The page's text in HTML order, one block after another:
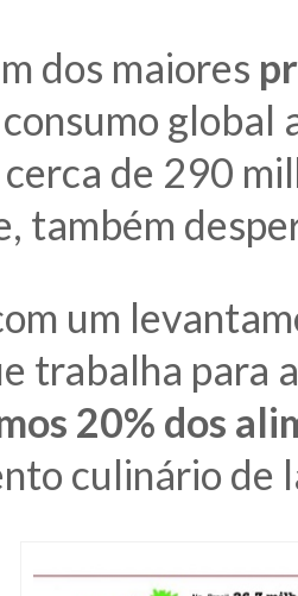
dos maiores
global
de 290
também
um
trabalha para
20% dos
culinário de